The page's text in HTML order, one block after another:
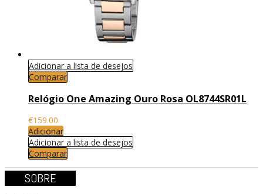
Adicionar a lista de desejos
Comparar
Relógio One Amazing Ouro Rosa OL8744SR01L
€159.00
Adicionar
Adicionar a lista de desejos
Comparar
SOBRE